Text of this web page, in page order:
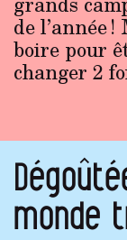
de l’année
boire pour
changer 2
monde